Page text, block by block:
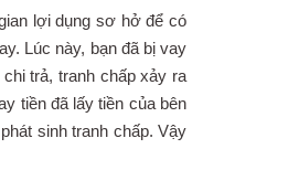
lợi dụng sơ hở để có
Lúc này, bạn đã bị vay
trả, tranh chấp xảy ra
tiền đã lấy tiền của bên
sinh tranh chấp. Vậy